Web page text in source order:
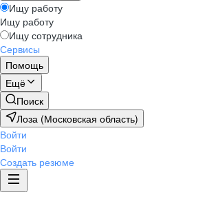
Ищу работу
Ищу работу
Ищу сотрудника
Сервисы
Помощь
Ещё
Поиск
Лоза (Московская область)
Войти
Войти
Создать резюме